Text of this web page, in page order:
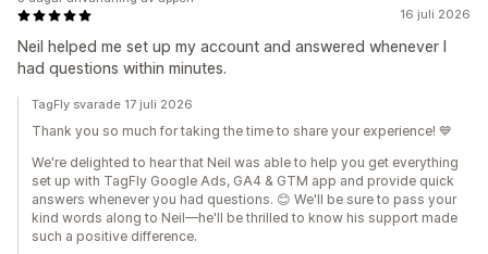
16 juli 2026
Neil helped me set up my account and answered whenever I
had questions within minutes.
TagFly svarade 17 juli 2026
Thank you so much for taking the time to share your experience! 💙
We're delighted to hear that Neil was able to help you get everything
set up with TagFly Google Ads, GA4 & GTM app and provide quick
answers whenever you had questions. 😊 We'll be sure to pass your
kind words along to Neil—he'll be thrilled to know his support made
such a positive difference.